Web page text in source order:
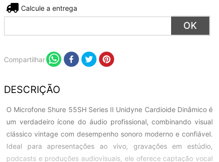
Não sei meu CEP
Compartilhar
DESCRIÇÃO
O Microfone Shure 55SH Series II Unidyne Cardioide Dinâmico é
um verdadeiro ícone do áudio profissional, combinando visual
clássico vintage com desempenho sonoro moderno e confiável.
Ideal para apresentações ao vivo, gravações em estúdio,
podcasts e produções audiovisuais, ele oferece captação vocal